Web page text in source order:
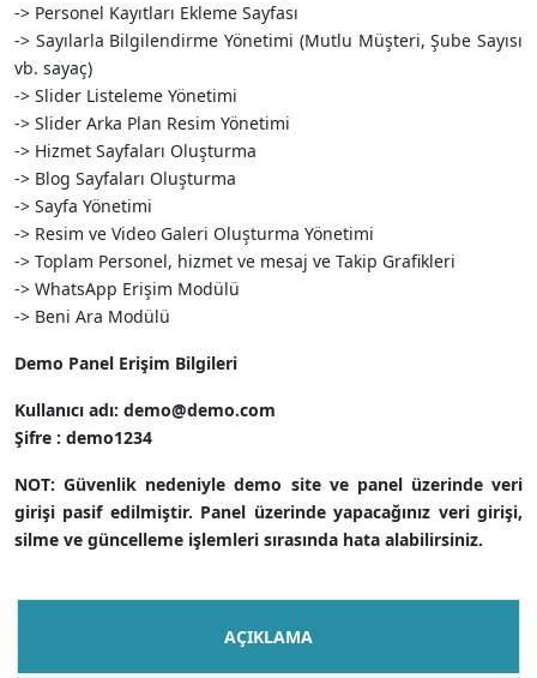
-> Personel Kayıtları Ekleme Sayfası
-> Sayılarla Bilgilendirme Yönetimi (Mutlu Müşteri, Şube Sayısı
vb. sayaç)
-> Slider Listeleme Yönetimi
-> Slider Arka Plan Resim Yönetimi
-> Hizmet Sayfaları Oluşturma
-> Blog Sayfaları Oluşturma
-> Sayfa Yönetimi
-> Resim ve Video Galeri Oluşturma Yönetimi
-> Toplam Personel, hizmet ve mesaj ve Takip Grafikleri
-> WhatsApp Erişim Modülü
-> Beni Ara Modülü
Demo Panel Erişim Bilgileri
Kullanıcı adı: demo@demo.com
Şifre : demo1234
NOT: Güvenlik nedeniyle demo site ve panel üzerinde veri
girişi pasif edilmiştir. Panel üzerinde yapacağınız veri girişi,
silme ve güncelleme işlemleri sırasında hata alabilirsiniz.
AÇIKLAMA